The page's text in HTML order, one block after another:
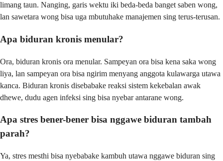
limang taun. Nanging, garis wektu iki beda-beda banget saben wong,
lan sawetara wong bisa uga mbutuhake manajemen sing terus-terusan.
Apa biduran kronis menular?
Ora, biduran kronis ora menular. Sampeyan ora bisa kena saka wong
liya, lan sampeyan ora bisa ngirim menyang anggota kulawarga utawa
kanca. Biduran kronis disebabake reaksi sistem kekebalan awak
dhewe, dudu agen infeksi sing bisa nyebar antarane wong.
Apa stres bener-bener bisa nggawe biduran tambah
parah?
Ya, stres mesthi bisa nyebabake kambuh utawa nggawe biduran sing